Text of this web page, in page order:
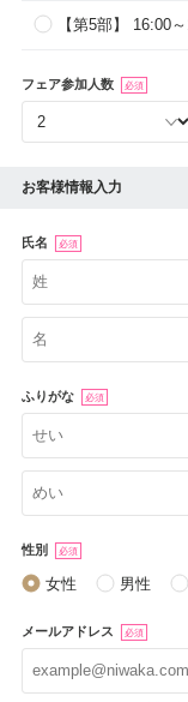
【第5部】 16:00
フェア参加人数 必須
お客様情報入力
氏名 必須
ふりがな 必須
性別 必須
女性 男性
メールアドレス 必須